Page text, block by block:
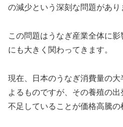
の減少という深刻な問題があり
この問題はうなぎ産業全体に
にも大きく関わってきます。
現在、日本のうなぎ消費量の
よるものですが、その養殖の
不足していることが価格高騰の